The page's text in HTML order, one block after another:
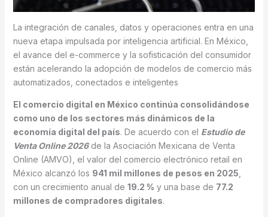
La integración de canales, datos y operaciones entra en una
nueva etapa impulsada por inteligencia artificial. En México,
el avance del e-commerce y la sofisticación del consumidor
están acelerando la adopción de modelos de comercio más
automatizados, conectados e inteligentes
El comercio digital en México continúa consolidándose
como uno de los sectores más dinámicos de la
economía digital del país. De acuerdo con el Estudio de
Venta Online 2026 de la Asociación Mexicana de Venta
Online (AMVO), el valor del comercio electrónico retail en
México alcanzó los 941 mil millones de pesos en 2025
con un crecimiento anual de 19.2 % y una base de 77.2
millones de compradores digitales.